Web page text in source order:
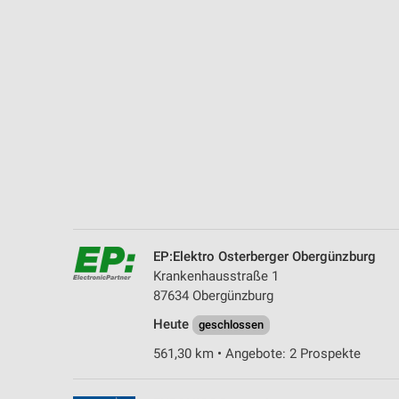
EP:Elektro Osterberger Obergünzburg
Krankenhausstraße 1
87634 Obergünzburg
Heute
geschlossen
561,30 km • Angebote: 2 Prospekte
Nicht-IAB-Verarbeitungszwecke: